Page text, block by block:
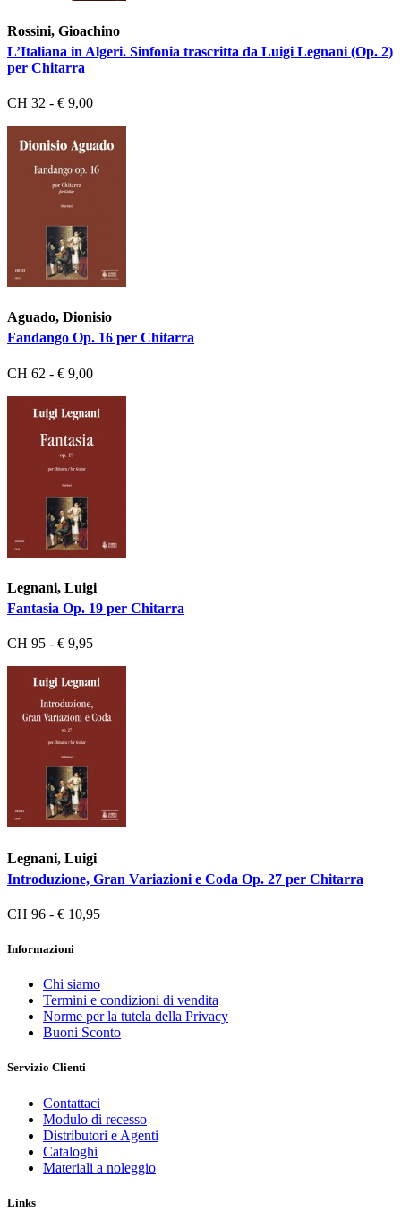
Rossini, Gioachino
L’Italiana in Algeri. Sinfonia trascritta da Luigi Legnani (Op. 2)
per Chitarra
CH 32 - € 9,00
Aguado, Dionisio
Fandango Op. 16 per Chitarra
CH 62 - € 9,00
Legnani, Luigi
Fantasia Op. 19 per Chitarra
CH 95 - € 9,95
Legnani, Luigi
Introduzione, Gran Variazioni e Coda Op. 27 per Chitarra
CH 96 - € 10,95
Informazioni
Chi siamo
Termini e condizioni di vendita
Norme per la tutela della Privacy
Buoni Sconto
Servizio Clienti
Contattaci
Modulo di recesso
Distributori e Agenti
Cataloghi
Materiali a noleggio
Links